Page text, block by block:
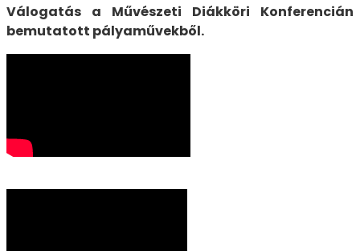
Válogatás a Művészeti Diákköri Konferencián
bemutatott pályaművekből.